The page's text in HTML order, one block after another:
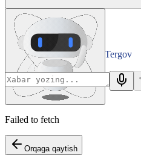
Tergov
Departamenti
Failed to fetch
Orqaga qaytish